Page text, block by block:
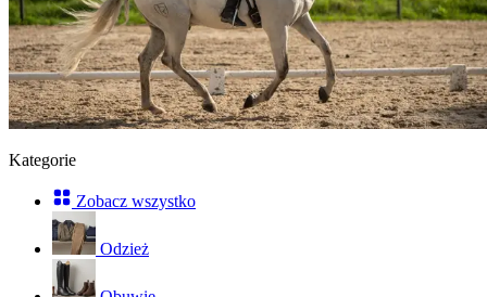
Kategorie
Zobacz wszystko
Odzież